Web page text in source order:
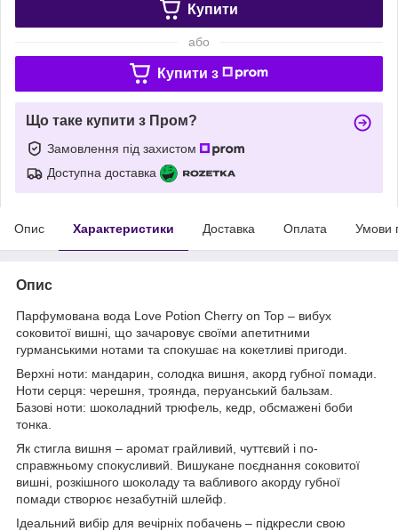
Купити
або
Купити з
Що таке купити з Пром?
Замовлення під захистом
Доступна доставка
Опис Характеристики Доставка Оплата Умови
Опис
Парфумована вода Love Potion Cherry on Top – вибух
соковитої вишні, що зачаровує своїми апетитними
гурманськими нотами та спокушає на кокетливі пригоди.
Верхні ноти: мандарин, солодка вишня, акорд губної помади.
Ноти серця: черешня, троянда, перуанський бальзам.
Базові ноти: шоколадний трюфель, кедр, обсмажені боби
тонка.
Як стигла вишня – аромат грайливий, чуттєвий і по-
справжньому спокусливий. Вишукане поєднання соковитої
вишні, розкішного шоколаду та вабливого акорду губної
помади створює незабутній шлейф.
Ідеальний вибір для вечірніх побачень – підкресли свою